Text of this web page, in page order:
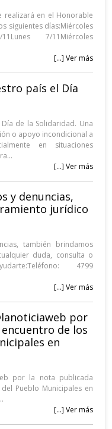
realizará en el Honorable
siguientes días:Miércoles
7/11Miércoles
[...] Ver más
país el Día
de la Solidaridad. Una
o apoyo incondicional a
en situaciones
[...] Ver más
y denuncias,
jurídico
también brindamos
duda, consulta o
4799
[...] Ver más
por
de los
en
por la nota publicada
Pueblo Municipales en
[...] Ver más